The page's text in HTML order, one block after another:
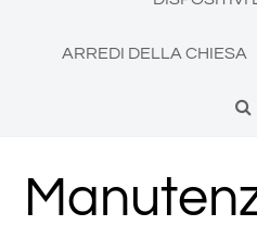
ARREDI DELLA CHIESA